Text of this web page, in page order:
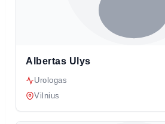
Albertas Ulys
Urologas
Vilnius